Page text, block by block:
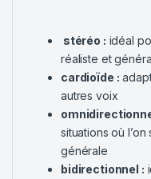
stéréo : idéal
réaliste et
cardioïde :
autres voix
situations où
générale
bidirectionnel :